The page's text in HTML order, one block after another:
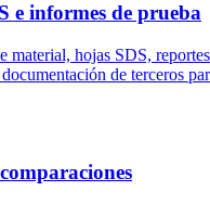
e informes de prueba
material, hojas SDS,
de terceros